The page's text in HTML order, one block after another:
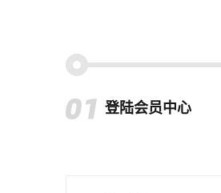
登陆会员中心